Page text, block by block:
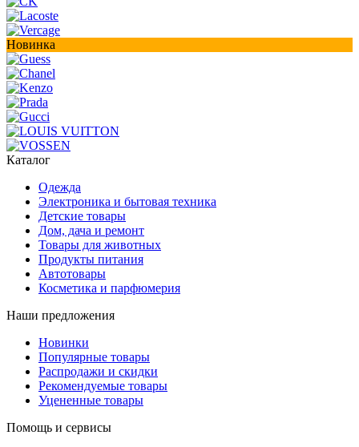
Новинка
Каталог
Одежда
Электроника и бытовая техника
Детские товары
Дом, дача и ремонт
Товары для животных
Продукты питания
Автотовары
Косметика и парфюмерия
Наши предложения
Новинки
Популярные товары
Распродажи и скидки
Рекомендуемые товары
Уцененные товары
Помощь и сервисы